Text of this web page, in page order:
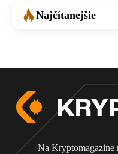
Najčítanejšie
Na Kryptomagazine